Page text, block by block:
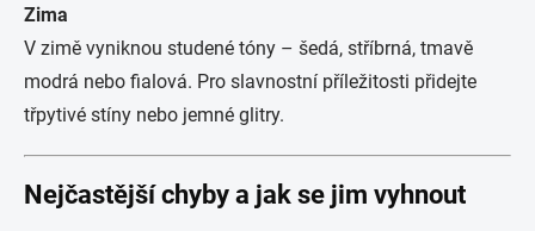
Zima
V zimě vyniknou studené tóny – šedá, stříbrná, tmavě
modrá nebo fialová. Pro slavnostní příležitosti přidejte
třpytivé stíny nebo jemné glitry.
Nejčastější chyby a jak se jim vyhnout